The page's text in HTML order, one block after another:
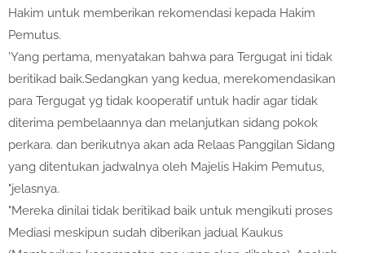
Hakim untuk memberikan rekomendasi kepada Hakim
Pemutus.
'Yang pertama, menyatakan bahwa para Tergugat ini tidak
beritikad baik.Sedangkan yang kedua, merekomendasikan
para Tergugat yg tidak kooperatif untuk hadir agar tidak
diterima pembelaannya dan melanjutkan sidang pokok
perkara. dan berikutnya akan ada Relaas Panggilan Sidang
yang ditentukan jadwalnya oleh Majelis Hakim Pemutus,
"jelasnya.
"Mereka dinilai tidak beritikad baik untuk mengikuti proses
Mediasi meskipun sudah diberikan jadual Kaukus